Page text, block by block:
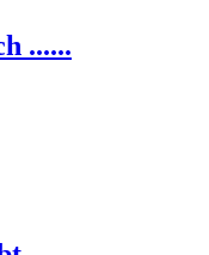
......